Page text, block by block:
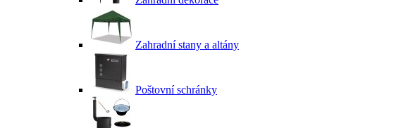
Zahradní stany a altány
Poštovní schránky